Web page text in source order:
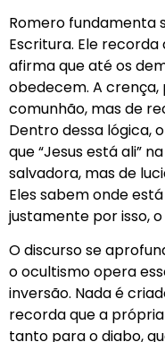
Romero fundamenta
Escritura. Ele recorda
afirma que até os
obedecem. A
comunhão, mas de
Dentro dessa lógica,
que “Jesus está ali”
salvadora, mas de
Eles sabem onde
justamente por isso,
O discurso se
o ocultismo opera
inversão. Nada é
recorda que a
tanto para o diabo,